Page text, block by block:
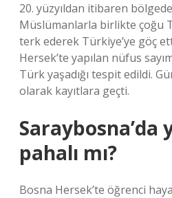
20. yüzyıldan itibaren
Müslümanlarla birlikte çoğu
terk ederek Türkiye’ye göç
Hersek’te yapılan nüfus
Türk yaşadığı tespit edildi.
olarak kayıtlara geçti.
Saraybosna’da
pahalı mı?
Bosna Hersek’te öğrenci